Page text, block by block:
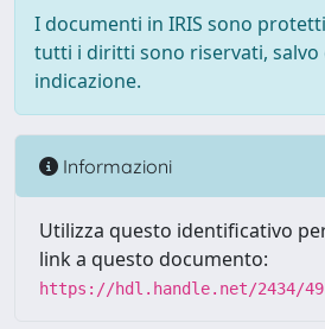
I documenti in IRIS sono
tutti i diritti sono riservati, salvo
indicazione.
Informazioni
Utilizza questo identificativo
link a questo documento:
https://hdl.handle.net/2434/